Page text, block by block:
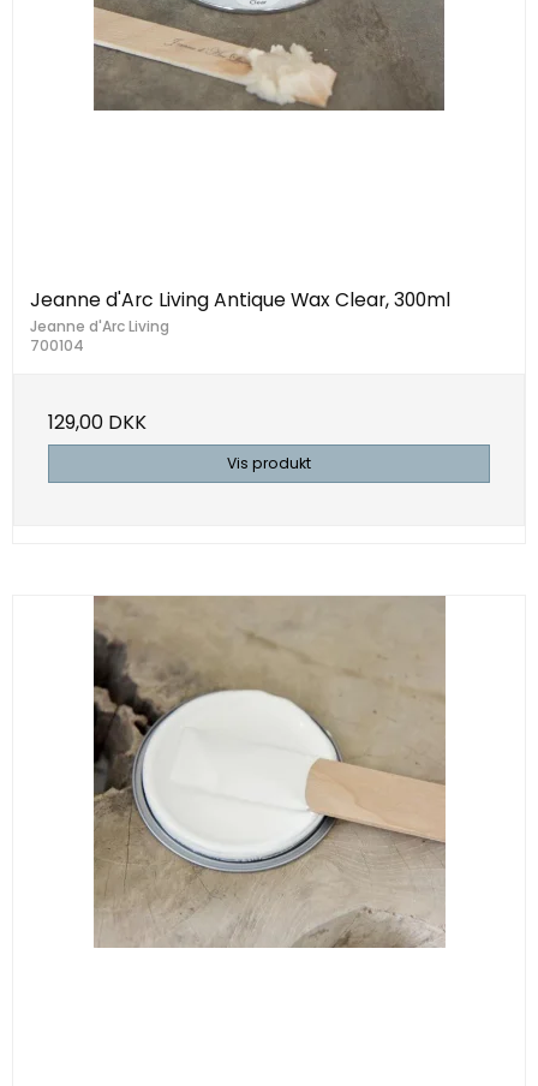
Jeanne d'Arc Living Antique Wax Clear, 300ml
Jeanne d'Arc Living
700104
129,00 DKK
Vis produkt